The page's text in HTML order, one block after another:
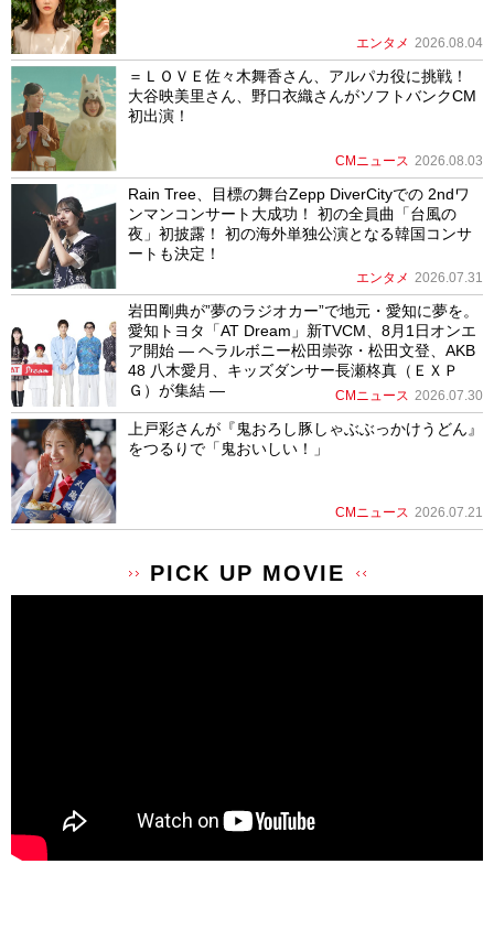
エンタメ 2026.08.04
＝ＬＯＶＥ佐々木舞香さん、アルパカ役に挑戦！
大谷映美里さん、野口衣織さんがソフトバンクCM
初出演！
CMニュース 2026.08.03
Rain Tree、目標の舞台Zepp DiverCityでの 2ndワ
ンマンコンサート大成功！ 初の全員曲「台風の
夜」初披露！ 初の海外単独公演となる韓国コンサ
ートも決定！
エンタメ 2026.07.31
岩田剛典が”夢のラジオカー”で地元・愛知に夢を。
愛知トヨタ「AT Dream」新TVCM、8月1日オンエ
ア開始 ― ヘラルボニー松田崇弥・松田文登、AKB
48 八木愛月、キッズダンサー長瀬柊真（ＥＸＰ
Ｇ）が集結 ―
CMニュース 2026.07.30
上戸彩さんが『鬼おろし豚しゃぶぶっかけうどん』
をつるりで「鬼おいしい！」
CMニュース 2026.07.21
PICK UP MOVIE